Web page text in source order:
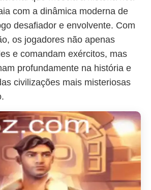
com a dinâmica moderna de
desafiador e envolvente. Com
os jogadores não apenas
e comandam exércitos, mas
profundamente na história e
civilizações mais misteriosas